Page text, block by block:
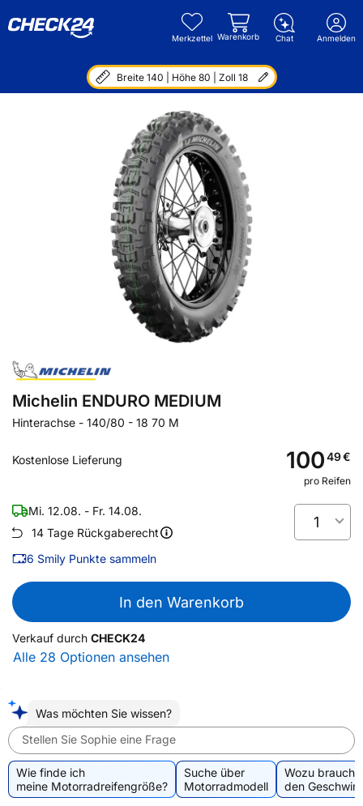
Merkzettel Warenkorb Chat Anmelden
Breite 140 | Höhe 80 | Zoll 18
Michelin ENDURO MEDIUM
Hinterachse - 140/80 - 18 70 M
Kostenlose Lieferung 10049€
pro Reifen
Mi. 12.08. - Fr. 14.08.
14 Tage Rückgaberecht
6 Smily Punkte sammeln
1
In den Warenkorb
Verkauf durch CHECK24
Alle 28 Optionen ansehen
Was möchten Sie wissen?
Stellen Sie Sophie eine Frage
Wie finde ich
meine Motorradreifengröße?
Suche über
Motorradmodell
Wozu
den